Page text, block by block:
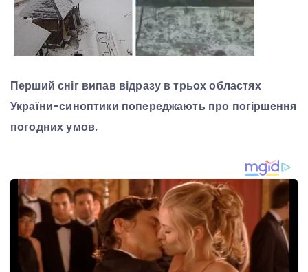
Перший сніг випав відразу в трьох областях
України-синоптики попереджають про погіршення
погодних умов.